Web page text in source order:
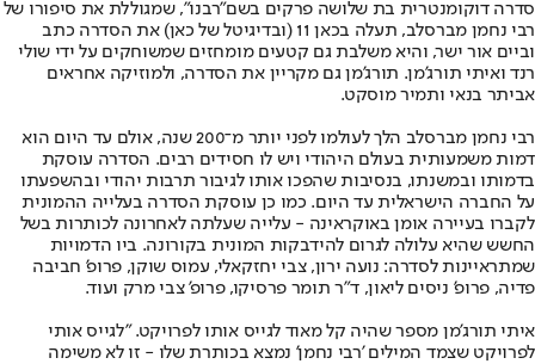
סדרה דוקומנטרית בת שלושה פרקים בשם"רבנו", שמגוללת את סיפורו של
רבי נחמן מברסלב, תעלה בכאן 11 (ובדיגיטל של כאן) את הסדרה כתב
וביים אור ישר, והיא משלבת גם קטעים מומחזים שמשוחקים על ידי שולי
רנד ואיתי תורג'מן. תורג'מן גם מקריין את הסדרה, ולמוזיקה אחראים
אביתר בנאי ותמיר מוסקט.
רבי נחמן מברסלב הלך לעולמו לפני יותר מ־200 שנה, אולם עד היום הוא
דמות משמעותית בעולם היהודי ויש לו חסידים רבים. הסדרה עוסקת
בדמותו ובמשנתו, בנסיבות שהפכו אותו לגיבור תרבות יהודי ובהשפעתו
על החברה הישראלית עד היום. כמו כן עוסקת הסדרה בעלייה ההמונית
לקברו בעיירה אומן באוקראינה - עלייה שעלתה לאחרונה לכותרות בשל
החשש שהיא עלולה לגרום להידבקות המונית בקורונה. ביו הדמויות
שמתראיינות לסדרה: נועה ירון, צבי יחזקאלי, עמוס שוקן, פרופ' חביבה
פדיה, פרופ' ניסים ליאון, ד"ר תומר פרסיקו, פרופ' צבי מרק ועוד.
איתי תורג'מן מספר שהיה קל מאוד לגייס אותו לפרויקט. "לגייס אותי
לפרויקט שצמד המילים 'רבי נחמן' נמצא בכותרת שלו - זו לא משימה